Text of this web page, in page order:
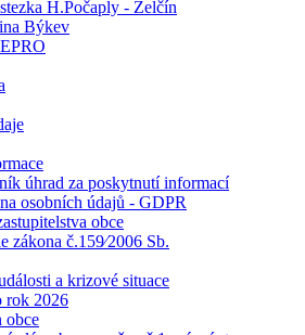
H.Počaply - Zelčín
Býkev
úhrad za poskytnutí informací
osobních údajů - GDPR
obce
zákona č.159⁄2006 Sb.
a krizové situace
rok 2026
obce